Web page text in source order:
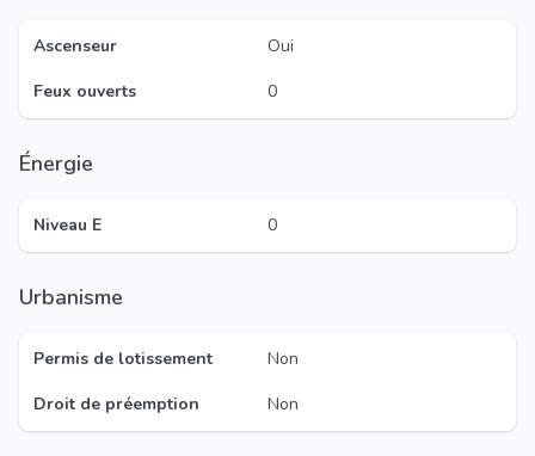
Ascenseur
Oui
Feux ouverts
0
Énergie
Niveau E 0
Urbanisme
Permis de lotissement
Non
Droit de préemption
Non